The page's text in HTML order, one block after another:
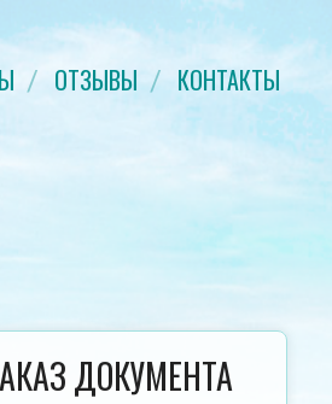
ОТЗЫВЫ КОНТАКТЫ
ДИПЛОМ
ДОКУМЕНТА